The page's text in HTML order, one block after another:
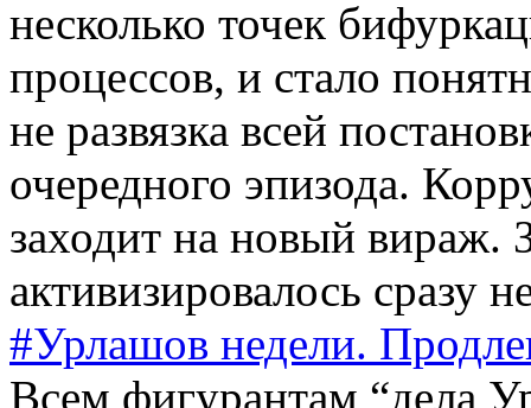
несколько точек
процессов, и стало
не развязка всей
очередного эпизода.
заходит на новый
активизировалось сразу
#Урлашов недели.
Всем фигурантам “дела